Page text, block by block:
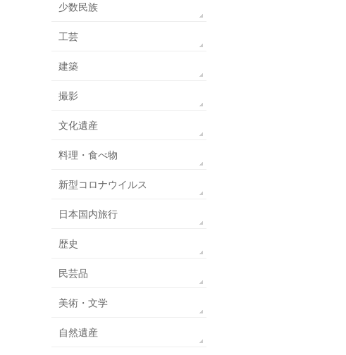
少数民族
工芸
建築
撮影
文化遺産
料理・食べ物
新型コロナウイルス
日本国内旅行
歴史
民芸品
美術・文学
自然遺産